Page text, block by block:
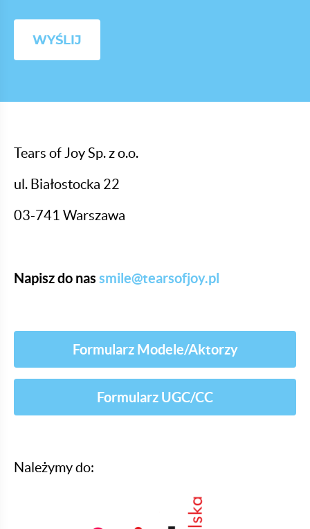
Tears of Joy Sp. z o.o.
ul. Białostocka 22
03-741 Warszawa
Napisz do nas smile@tearsofjoy.pl
Formularz Modele/Aktorzy
Formularz UGC/CC
Należymy do: